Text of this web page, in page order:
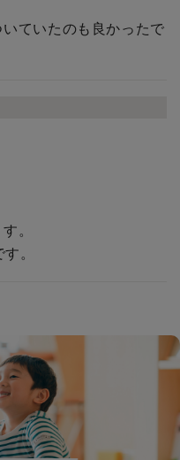
ていたのも良かったで
。
。